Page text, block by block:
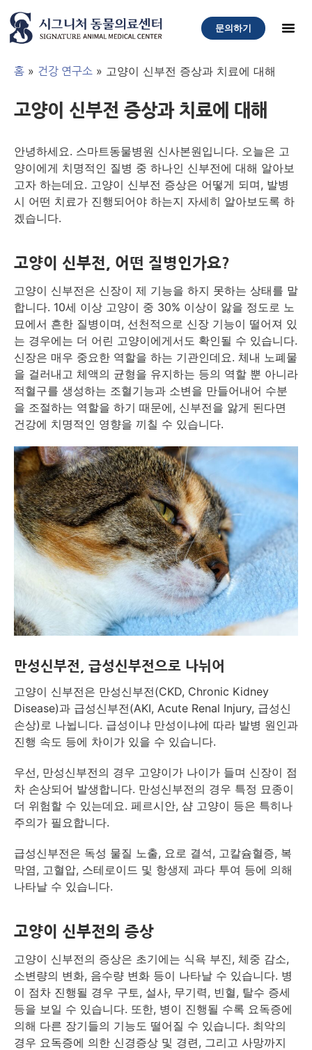
문의하기
홈 » 건강 연구소 » 고양이 신부전 증상과 치료에 대해
고양이 신부전 증상과 치료에 대해
안녕하세요. 스마트동물병원 신사본원입니다. 오늘은 고
양이에게 치명적인 질병 중 하나인 신부전에 대해 알아보
고자 하는데요. 고양이 신부전 증상은 어떻게 되며, 발병
시 어떤 치료가 진행되어야 하는지 자세히 알아보도록 하
겠습니다.
고양이 신부전, 어떤 질병인가요?
고양이 신부전은 신장이 제 기능을 하지 못하는 상태를 말
합니다. 10세 이상 고양이 중 30% 이상이 앓을 정도로 노
묘에서 흔한 질병이며, 선천적으로 신장 기능이 떨어져 있
는 경우에는 더 어린 고양이에게서도 확인될 수 있습니다.
신장은 매우 중요한 역할을 하는 기관인데요. 체내 노폐물
을 걸러내고 체액의 균형을 유지하는 등의 역할 뿐 아니라
적혈구를 생성하는 조혈기능과 소변을 만들어내어 수분
을 조절하는 역할을 하기 때문에, 신부전을 앓게 된다면
건강에 치명적인 영향을 끼칠 수 있습니다.
만성신부전, 급성신부전으로 나뉘어
고양이 신부전은 만성신부전(CKD, Chronic Kidney
Disease)과 급성신부전(AKI, Acute Renal Injury, 급성신
손상)로 나뉩니다. 급성이냐 만성이냐에 따라 발병 원인과
진행 속도 등에 차이가 있을 수 있습니다.
우선, 만성신부전의 경우 고양이가 나이가 들며 신장이 점
차 손상되어 발생합니다. 만성신부전의 경우 특정 묘종이
더 위험할 수 있는데요. 페르시안, 샴 고양이 등은 특히나
주의가 필요합니다.
급성신부전은 독성 물질 노출, 요로 결석, 고칼슘혈증, 복
막염, 고혈압, 스테로이드 및 항생제 과다 투여 등에 의해
나타날 수 있습니다.
고양이 신부전의 증상
고양이 신부전의 증상은 초기에는 식욕 부진, 체중 감소,
소변량의 변화, 음수량 변화 등이 나타날 수 있습니다. 병
이 점차 진행될 경우 구토, 설사, 무기력, 빈혈, 탈수 증세
등을 보일 수 있습니다. 또한, 병이 진행될 수록 요독증에
의해 다른 장기들의 기능도 떨어질 수 있습니다. 최악의
경우 요독증에 의한 신경증상 및 경련, 그리고 사망까지